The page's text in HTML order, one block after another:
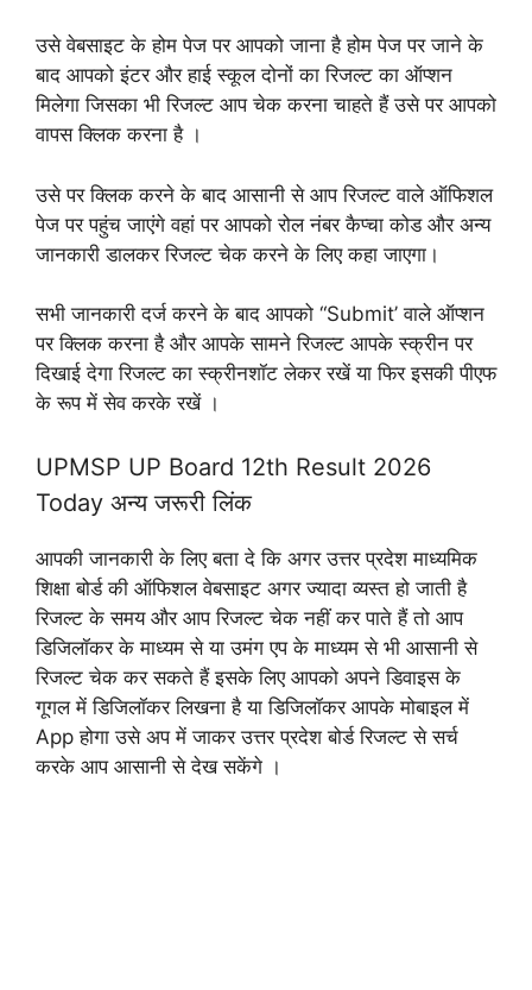
उसे वेबसाइट के होम पेज पर आपको जाना है होम पेज पर जाने के
बाद आपको इंटर और हाई स्कूल दोनों का रिजल्ट का ऑप्शन
मिलेगा जिसका भी रिजल्ट आप चेक करना चाहते हैं उसे पर आपको
वापस क्लिक करना है ।
उसे पर क्लिक करने के बाद आसानी से आप रिजल्ट वाले ऑफिशल
पेज पर पहुंच जाएंगे वहां पर आपको रोल नंबर कैप्चा कोड और अन्य
जानकारी डालकर रिजल्ट चेक करने के लिए कहा जाएगा।
सभी जानकारी दर्ज करने के बाद आपको “Submit’ वाले ऑप्शन
पर क्लिक करना है और आपके सामने रिजल्ट आपके स्क्रीन पर
दिखाई देगा रिजल्ट का स्क्रीनशॉट लेकर रखें या फिर इसकी पीएफ
के रूप में सेव करके रखें ।
UPMSP UP Board 12th Result 2026
Today अन्य जरूरी लिंक
आपकी जानकारी के लिए बता दे कि अगर उत्तर प्रदेश माध्यमिक
शिक्षा बोर्ड की ऑफिशल वेबसाइट अगर ज्यादा व्यस्त हो जाती है
रिजल्ट के समय और आप रिजल्ट चेक नहीं कर पाते हैं तो आप
डिजिलॉकर के माध्यम से या उमंग एप के माध्यम से भी आसानी से
रिजल्ट चेक कर सकते हैं इसके लिए आपको अपने डिवाइस के
गूगल में डिजिलॉकर लिखना है या डिजिलॉकर आपके मोबाइल में
App होगा उसे अप में जाकर उत्तर प्रदेश बोर्ड रिजल्ट से सर्च
करके आप आसानी से देख सकेंगे ।